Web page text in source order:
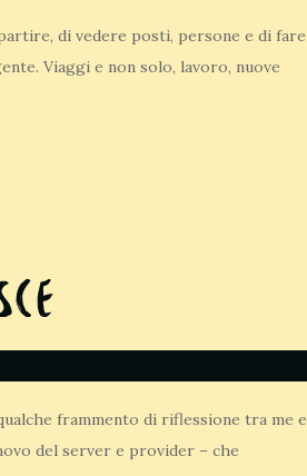
di vedere posti, persone e di fare
Viaggi e non solo, lavoro, nuove
frammento di riflessione tra me e
del server e provider – che